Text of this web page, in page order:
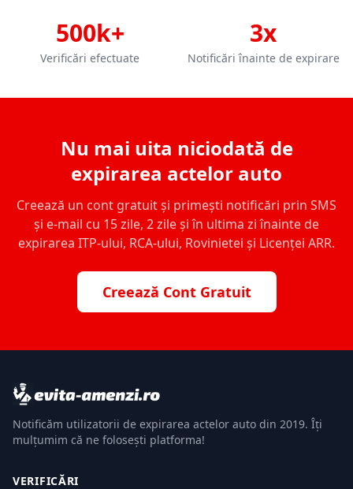
500k+
Verificări efectuate
3x
Notificări înainte de expirare
Nu mai uita niciodată de
expirarea actelor auto
Creează un cont gratuit și primești notificări prin SMS
și e-mail cu 15 zile, 2 zile și în ultima zi înainte de
expirarea ITP-ului, RCA-ului, Rovinietei și Licenței ARR.
Creează Cont Gratuit
Notificăm utilizatorii de expirarea actelor auto din 2019. Îți
mulțumim că ne folosești platforma!
VERIFICĂRI